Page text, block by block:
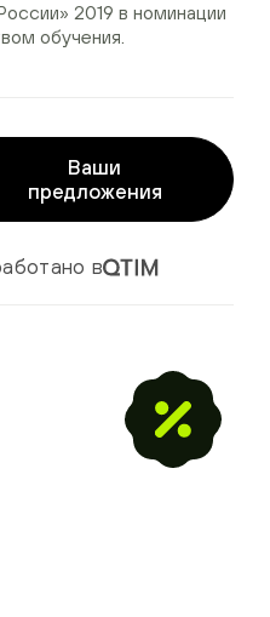
2019 в номинации
обучения.
Ваши
предложения
в